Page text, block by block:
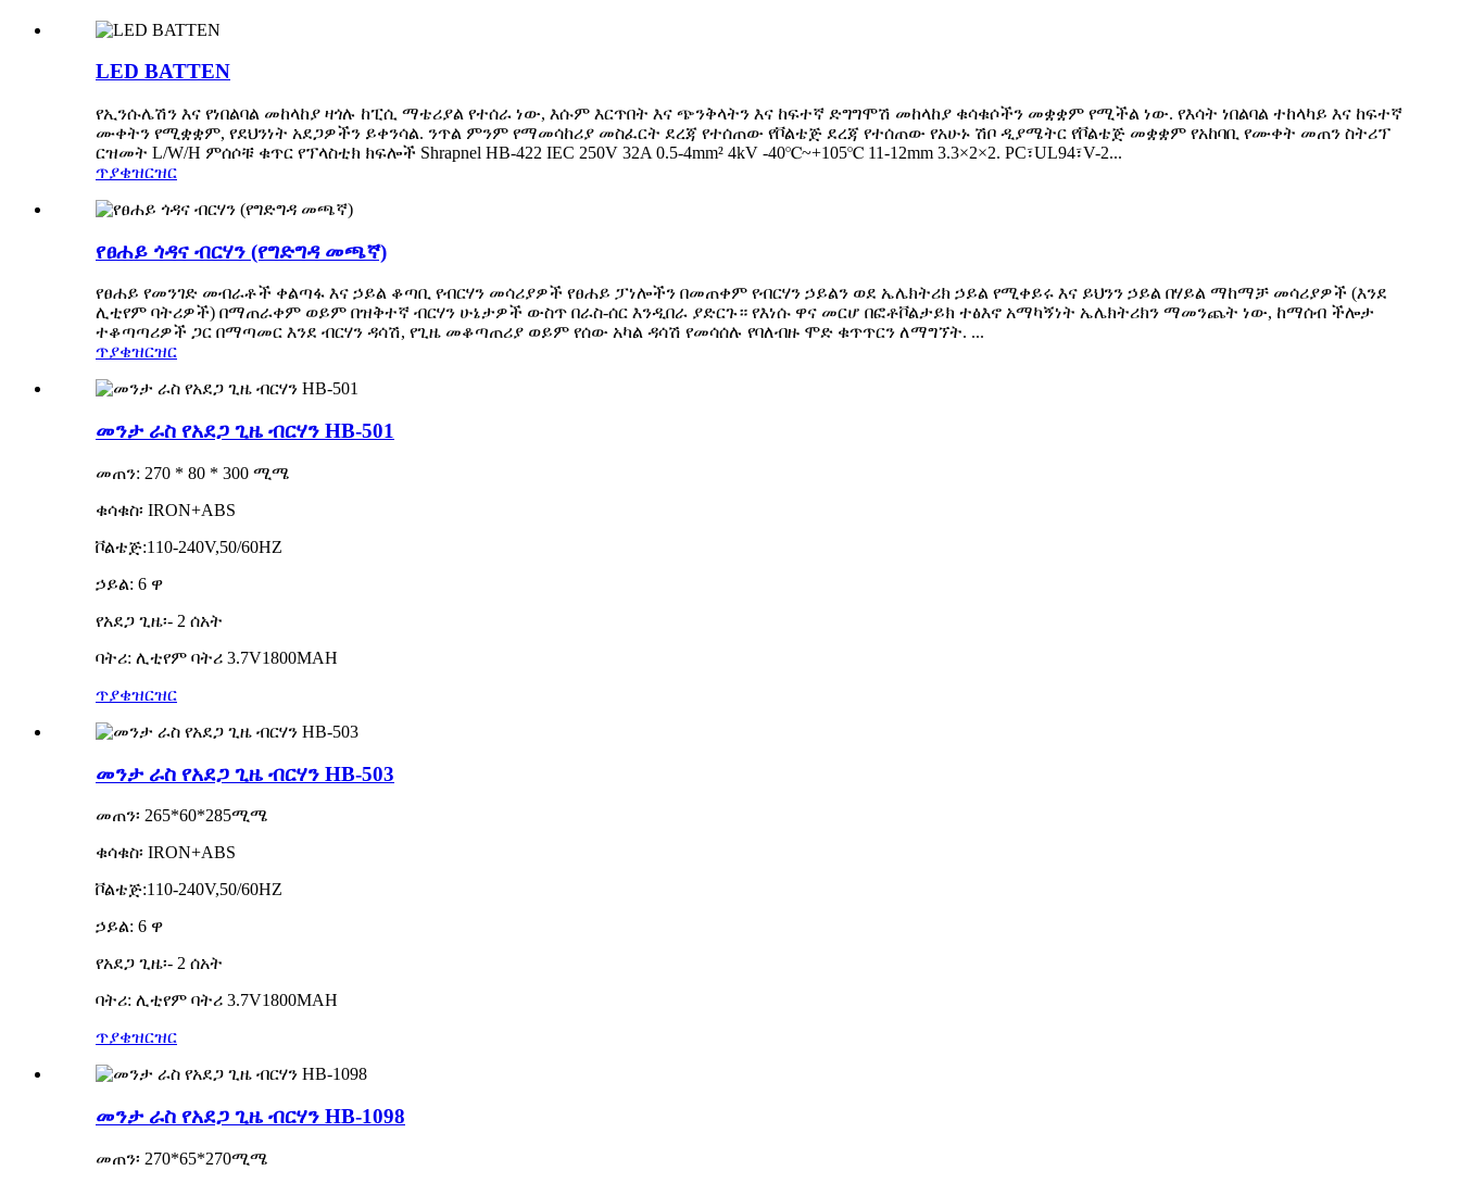
LED BATTEN
የኢንሱሌሽን እና የነበልባል መከላከያ ዛጎሉ ከፒሲ ማቴሪያል የተሰራ ነው, እሱም እርጥበት እና ጭንቅላትን እና ከፍተኛ ድግግሞሽ መከላከያ ቁሳቁሶችን መቋቋም የሚችል ነው. የእሳት ነበልባል ተከላካይ እና ከፍተኛ
ሙቀትን የሚቋቋም, የደህንነት አደጋዎችን ይቀንሳል. ንጥል ምንም የማመሳከሪያ መስፈርት ደረጃ የተሰጠው የቮልቴጅ ደረጃ የተሰጠው የአሁኑ ሽቦ ዲያሜትር የቮልቴጅ መቋቋም የአከባቢ የሙቀት መጠን ስትሪፕ
ርዝመት L/W/H ምሰሶቹ ቁጥር የፕላስቲክ ክፍሎች Shrapnel HB-422 IEC 250V 32A 0.5-4mm² 4kV -40℃~+105℃ 11-12mm 3.3×2×2. PC፣UL94፣V-2...
ጥያቄዝርዝር
የፀሐይ ጎዳና ብርሃን (የግድግዳ መጫኛ)
የፀሐይ የመንገድ መብራቶች ቀልጣፋ እና ኃይል ቆጣቢ የብርሃን መሳሪያዎች የፀሐይ ፓነሎችን በመጠቀም የብርሃን ኃይልን ወደ ኤሌክትሪክ ኃይል የሚቀይሩ እና ይህንን ኃይል በሃይል ማከማቻ መሳሪያዎች (እንደ
ሊቲየም ባትሪዎች) በማጠራቀም ወይም በዝቅተኛ ብርሃን ሁኔታዎች ውስጥ በራስ-ሰር እንዲበራ ያድርጉ። የእነሱ ዋና መርሆ በፎቶቮልታይክ ተፅእኖ አማካኝነት ኤሌክትሪክን ማመንጨት ነው, ከማሰብ ችሎታ
ተቆጣጣሪዎች ጋር በማጣመር እንደ ብርሃን ዳሳሽ, የጊዜ መቆጣጠሪያ ወይም የሰው አካል ዳሳሽ የመሳሰሉ የባለብዙ ሞድ ቁጥጥርን ለማግኘት. ...
ጥያቄዝርዝር
መንታ ራስ የአደጋ ጊዜ ብርሃን HB-501
መጠን: 270 * 80 * 300 ሚሜ
ቁሳቁስ፡ IRON+ABS
ቮልቴጅ:110-240V,50/60HZ
ኃይል: 6 ዋ
የአደጋ ጊዜ፡- 2 ሰአት
ባትሪ: ሊቲየም ባትሪ 3.7V1800MAH
ጥያቄዝርዝር
መንታ ራስ የአደጋ ጊዜ ብርሃን HB-503
መጠን፡ 265*60*285ሚሜ
ቁሳቁስ፡ IRON+ABS
ቮልቴጅ:110-240V,50/60HZ
ኃይል: 6 ዋ
የአደጋ ጊዜ፡- 2 ሰአት
ባትሪ: ሊቲየም ባትሪ 3.7V1800MAH
ጥያቄዝርዝር
መንታ ራስ የአደጋ ጊዜ ብርሃን HB-1098
መጠን፡ 270*65*270ሚሜ